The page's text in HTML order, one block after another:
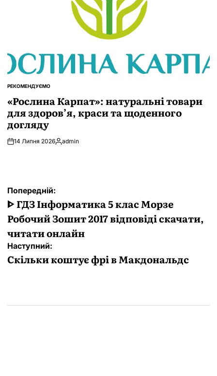
ОПУБЛІКУВАТИ
РЕКОМЕНДУЄМО
«Рослина Карпат»: натуральні товари
для здоров’я, краси та щоденного
догляду
14 Липня 2026Опубліковано
admin
Навігація
записів
Попередній:
ᐈ ГДЗ Інформатика 5 клас Морзе
Робочий Зошит 2017 відповіді скачати,
читати онлайн
Наступний:
Скільки коштує фрі в Макдональдс